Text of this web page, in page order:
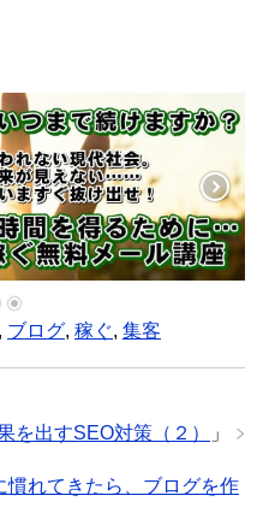
, ブログ, 稼ぐ, 集客
を出すSEO対策（２） 」
慣れてきたら、ブログを作